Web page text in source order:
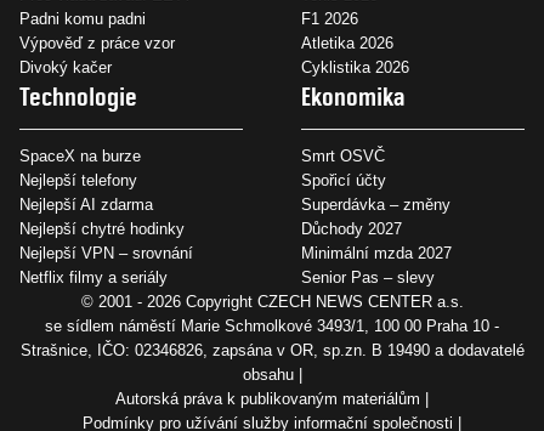
Padni komu padni
Výpověď z práce vzor
Divoký kačer
F1 2026
Atletika 2026
Cyklistika 2026
Technologie
SpaceX na burze
Nejlepší telefony
Nejlepší AI zdarma
Nejlepší chytré hodinky
Nejlepší VPN – srovnání
Netflix filmy a seriály
Ekonomika
Smrt OSVČ
Spořicí účty
Superdávka – změny
Důchody 2027
Minimální mzda 2027
Senior Pas – slevy
© 2001 - 2026 Copyright CZECH NEWS CENTER a.s.
se sídlem náměstí Marie Schmolkové 3493/1, 100 00 Praha 10 -
Strašnice, IČO: 02346826, zapsána v OR, sp.zn. B 19490 a dodavatelé
obsahu
Autorská práva k publikovaným materiálům
Podmínky pro užívání služby informační společnosti